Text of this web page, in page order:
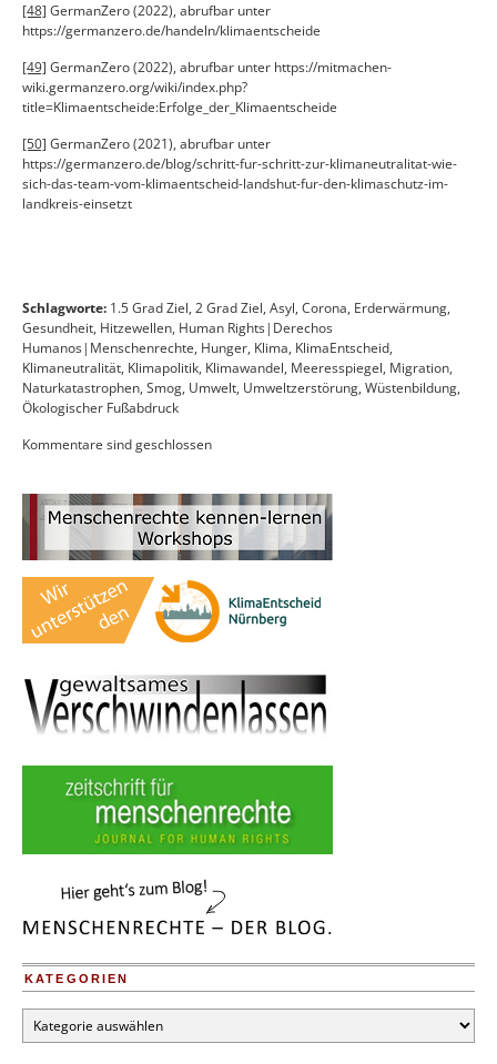
[48] GermanZero (2022), abrufbar unter
https://germanzero.de/handeln/klimaentscheide
[49] GermanZero (2022), abrufbar unter https://mitmachen-
wiki.germanzero.org/wiki/index.php?
title=Klimaentscheide:Erfolge_der_Klimaentscheide
[50] GermanZero (2021), abrufbar unter
https://germanzero.de/blog/schritt-fur-schritt-zur-klimaneutralitat-wie-
sich-das-team-vom-klimaentscheid-landshut-fur-den-klimaschutz-im-
landkreis-einsetzt
Schlagworte: 1.5 Grad Ziel, 2 Grad Ziel, Asyl, Corona, Erderwärmung,
Gesundheit, Hitzewellen, Human Rights|Derechos
Humanos|Menschenrechte, Hunger, Klima, KlimaEntscheid,
Klimaneutralität, Klimapolitik, Klimawandel, Meeresspiegel, Migration,
Naturkatastrophen, Smog, Umwelt, Umweltzerstörung, Wüstenbildung,
Ökologischer Fußabdruck
Kommentare sind geschlossen
KATEGORIEN
Kategorien